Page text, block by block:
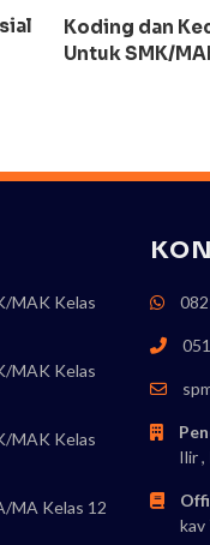
Koding dan
Untuk SMK/
MAK Kelas
MAK Kelas
MAK Kelas
MA Kelas 12
Ilir ,
kav